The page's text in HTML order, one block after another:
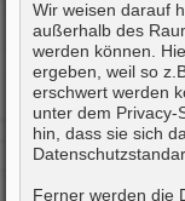
Wir weisen darauf
außerhalb des
werden können.
ergeben, weil so
erschwert werden
unter dem Privacy-
hin, dass sie sich
Ferner werden die